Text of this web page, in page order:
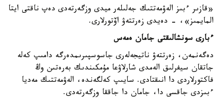
«قازىر ءبىز الەۋمەتتىك جەلىلەر ميدى وزگەرتەدى دەپ ناقتى ايتا
المايمىز»، - دەيدى زەرتتەۋ اۆتورلارى.
ءبارى سونشالىقتى جامان ەمەس
دەگەنمەن، زەرتتەۋ ناتيجەلەرى جاسوسپىرىمدەرگە دامىپ كەلە
جاتقان سيفرلىق الەمدى شارلاۋعا مۇمكىندىك بەرەتىن وڭ
فاكتورلاردى دا انىقتادى. سايىپ كەلگەندە، الەۋمەتتىك مەديا
ءبىزدى جاقسى دا، جامان دا جاققا وزگەرتەدى.